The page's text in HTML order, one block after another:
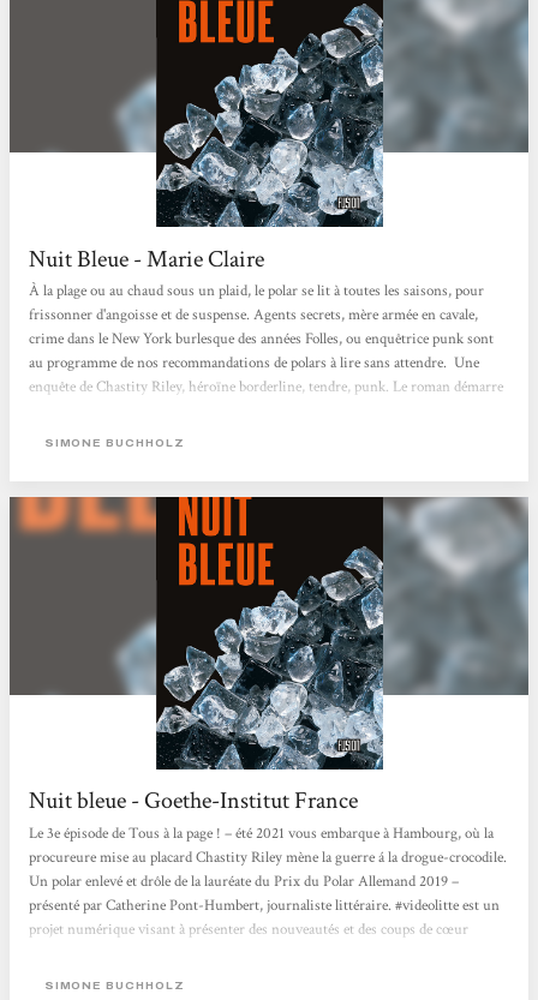
Nuit Bleue - Marie Claire
À la plage ou au chaud sous un plaid, le polar se lit à toutes les saisons, pour
frissonner d'angoisse et de suspense. Agents secrets, mère armée en cavale,
crime dans le New York burlesque des années Folles, ou enquêtrice punk sont
au programme de nos recommandations de polars à lire sans attendre. Une
enquête de Chastity Riley, héroïne borderline, tendre, punk. Le roman démarre
week end, n’importe quoi… une idée complètement débile…partir seule à la
SIMONE BUCHHOLZ
Nuit bleue - Goethe-Institut France
Le 3e épisode de Tous à la page ! – été 2021 vous embarque à Hambourg, où la
procureure mise au placard Chastity Riley mène la guerre á la drogue-crocodile.
Un polar enlevé et drôle de la lauréate du Prix du Polar Allemand 2019 –
présenté par Catherine Pont-Humbert, journaliste littéraire. #videolitte est un
projet numérique visant à présenter des nouveautés et des coups de cœur
nouveaux livres dans une vidéo à travers...
SIMONE BUCHHOLZ